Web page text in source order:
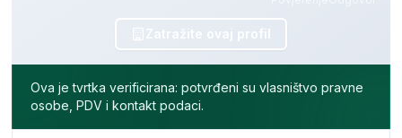
Zatražite ovaj profil
Ova je tvrtka verificirana: potvrđeni su vlasništvo pravne
osobe, PDV i kontakt podaci.